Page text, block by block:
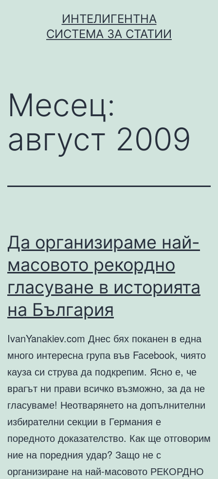
ИНТЕЛИГЕНТНА
СИСТЕМА ЗА СТАТИИ
Месец:
август 2009
Да организираме най-
масовото рекордно
гласуване в историята
на България
IvanYanakiev.com Днес бях поканен в една
много интересна група във Facebook, чиято
кауза си струва да подкрепим. Ясно е, че
врагът ни прави всичко възможно, за да не
гласуваме! Неотварянето на допълнителни
избирателни секции в Германия е
поредното доказателство. Как ще отговорим
ние на поредния удар? Защо не с
организиране на най-масовото РЕКОРДНО